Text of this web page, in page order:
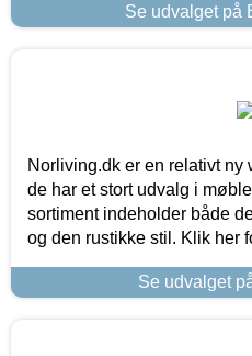
Se udvalget på
Norliving.dk er en relativt ny
de har et stort udvalg i
sortiment indeholder både
og den rustikke stil. Klik her
Se udvalget